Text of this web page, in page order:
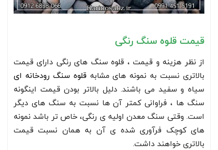
قیمت قلوه سنگ رنگی
از نظر هزینه و قیمت ، قلوه سنگ های رنگی دارای قیمت
بالاتری نسبت به نمونه های مشابه قلوه سنگ رودخانه ای
سیاه و سفید می باشند. دلیل بالاتر بودن قیمت اینگونه
سنگ ها ، فراوانی کمتر آن ها نسبت به سنگ های دیگر
است. وقتی سنگ معدن اولیه ی رنگی، خاص تر باشد نمونه
های کوچک فرآوری شده ی آن به همان نسبت قیمت
بالاتری خواهند داشت.